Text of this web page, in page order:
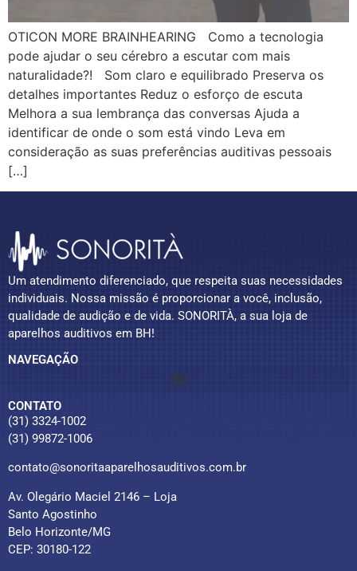
OTICON MORE BRAINHEARING Como a tecnologia
pode ajudar o seu cérebro a escutar com mais
naturalidade?! Som claro e equilibrado Preserva os
detalhes importantes Reduz o esforço de escuta
Melhora a sua lembrança das conversas Ajuda a
identificar de onde o som está vindo Leva em
consideração as suas preferências auditivas pessoais
[…]
Um atendimento diferenciado, que respeita suas necessidades
individuais. Nossa missão é proporcionar a você, inclusão,
qualidade de audição e de vida. SONORITÀ, a sua loja de
aparelhos auditivos em BH!
NAVEGAÇÃO
CONTATO
(31) 3324-1002
(31) 99872-1006
contato@sonoritaaparelhosauditivos.com.br
Av. Olegário Maciel 2146 – Loja
Santo Agostinho
Belo Horizonte/MG
CEP: 30180-122